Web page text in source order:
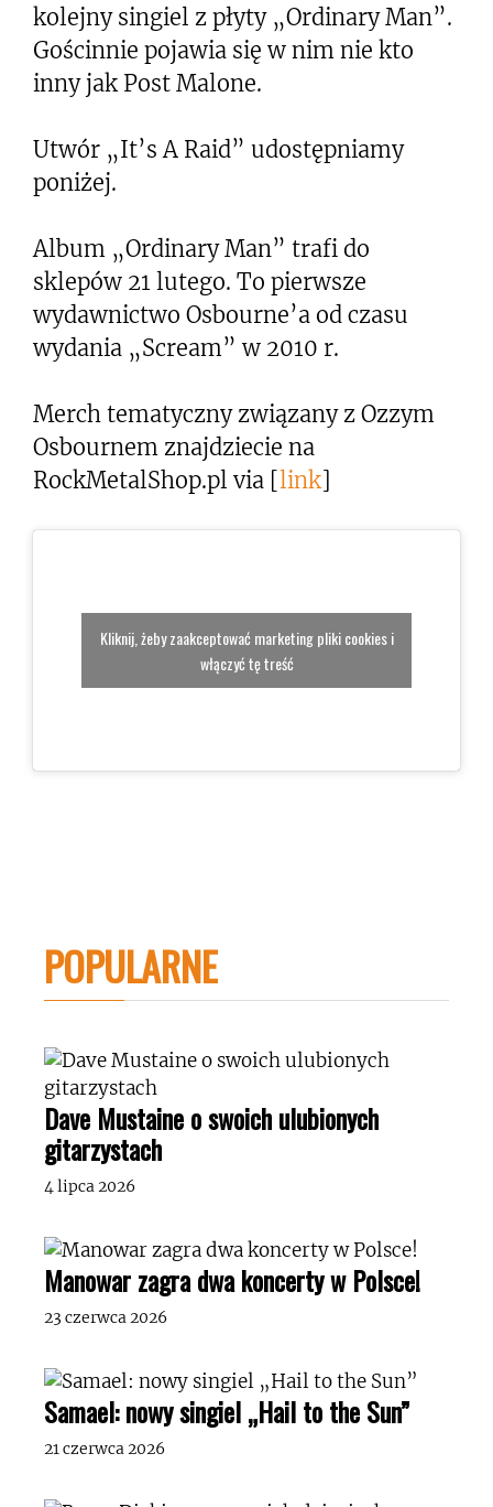
kolejny singiel z płyty „Ordinary Man”.
Gościnnie pojawia się w nim nie kto
inny jak Post Malone.
Utwór „It’s A Raid” udostępniamy
poniżej.
Album „Ordinary Man” trafi do
sklepów 21 lutego. To pierwsze
wydawnictwo Osbourne’a od czasu
wydania „Scream” w 2010 r.
Merch tematyczny związany z Ozzym
Osbournem znajdziecie na
RockMetalShop.pl via [link]
Kliknij, żeby zaakceptować marketing pliki cookies i
włączyć tę treść
POPULARNE
Dave Mustaine o swoich ulubionych
gitarzystach
4 lipca 2026
Manowar zagra dwa koncerty w Polsce!
23 czerwca 2026
Samael: nowy singiel „Hail to the Sun”
21 czerwca 2026